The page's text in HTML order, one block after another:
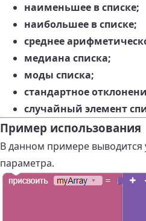
наименьшее в списке;
наибольшее в списке;
среднее
медиана списка;
моды списка;
стандартное
случайный элемент
Пример использования
В данном примере выводится
параметра.